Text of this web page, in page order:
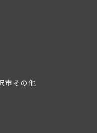
市 その他